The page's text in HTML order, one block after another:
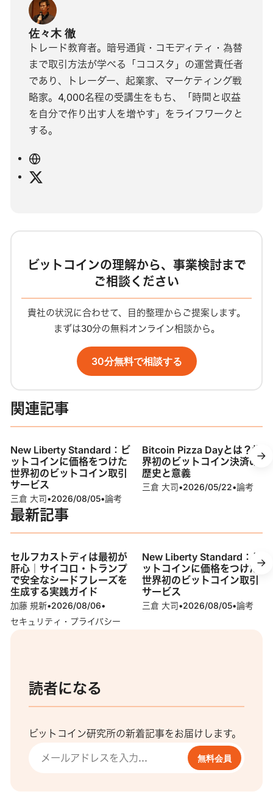
佐々木 徹
トレード教育者。暗号通貨・コモディティ・為替
まで取引方法が学べる「ココスタ」の運営責任者
であり、トレーダー、起業家、マーケティング戦
略家。4,000名程の受講生をもち、「時間と収益
を自分で作り出す人を増やす」をライフワークと
する。
ウ
ェ
イ
ビットコインの理解から、事業検討まで
ご相談ください
貴社の状況に合わせて、目的整理からご提案します。
まずは30分の無料オンライン相談から。
30分無料で相談する
関連記事
New Liberty Standard：ビ
ットコインに価格をつけた
世界初のビットコイン取引
サービス
三倉 大司•2026/08/05•論考
Bitcoin Pizza Dayとは？世
界初のビットコイン決済の
歴史と意義
三倉 大司•2026/05/22•論考
最新記事
セルフカストディは最初が
肝心｜サイコロ・トランプ
で安全なシードフレーズを
生成する実践ガイド
加藤 規新•2026/08/06•
セキュリティ・プライバシー
New Liberty Standard：ビ
ットコインに価格をつけた
世界初のビットコイン取引
サービス
三倉 大司•2026/08/05•論考
読者になる
ビットコイン研究所の新着記事をお届けします。
無料会員